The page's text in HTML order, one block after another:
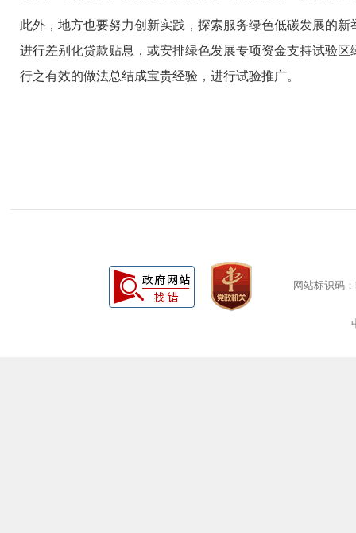
此外，地方也要努力创新实践，探索服务绿色低碳发展的
进行差别化贷款贴息，或安排绿色发展专项资金支持试验
行之有效的做法总结成宝贵经验，进行试验推广。
网站标识码